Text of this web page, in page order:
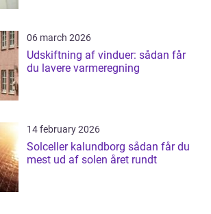
06 march 2026
Udskiftning af vinduer: sådan får
du lavere varmeregning
14 february 2026
Solceller kalundborg sådan får du
mest ud af solen året rundt